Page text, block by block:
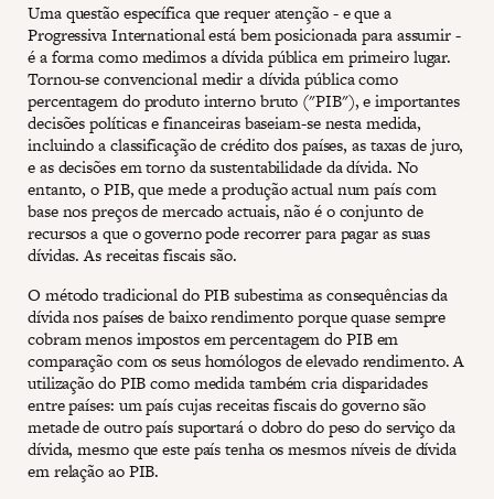
Uma questão específica que requer atenção - e que a
Progressiva International está bem posicionada para assumir -
é a forma como medimos a dívida pública em primeiro lugar.
Tornou-se convencional medir a dívida pública como
percentagem do produto interno bruto ("PIB"), e importantes
decisões políticas e financeiras baseiam-se nesta medida,
incluindo a classificação de crédito dos países, as taxas de juro,
e as decisões em torno da sustentabilidade da dívida. No
entanto, o PIB, que mede a produção actual num país com
base nos preços de mercado actuais, não é o conjunto de
recursos a que o governo pode recorrer para pagar as suas
dívidas. As receitas fiscais são.
O método tradicional do PIB subestima as consequências da
dívida nos países de baixo rendimento porque quase sempre
cobram menos impostos em percentagem do PIB em
comparação com os seus homólogos de elevado rendimento. A
utilização do PIB como medida também cria disparidades
entre países: um país cujas receitas fiscais do governo são
metade de outro país suportará o dobro do peso do serviço da
dívida, mesmo que este país tenha os mesmos níveis de dívida
em relação ao PIB.